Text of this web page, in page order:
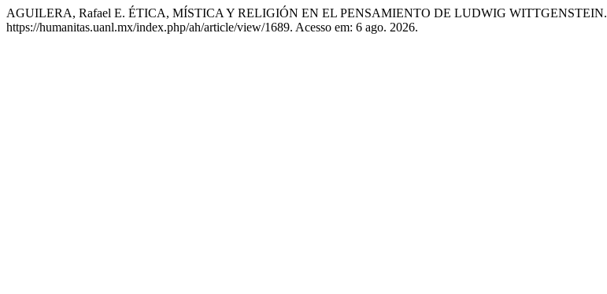
AGUILERA, Rafael E. ÉTICA, MÍSTICA Y RELIGIÓN EN EL PENSAMIENTO DE LUDWIG WITTGENSTEIN.
https://humanitas.uanl.mx/index.php/ah/article/view/1689. Acesso em: 6 ago. 2026.